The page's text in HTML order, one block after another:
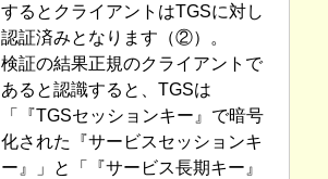
するとクライアントはTGSに対し
認証済みとなります（②）。
検証の結果正規のクライアントで
あると認識すると、TGSは
「『TGSセッションキー』で暗号
化された『サービスセッションキ
ー』」と「『サービス長期キー』